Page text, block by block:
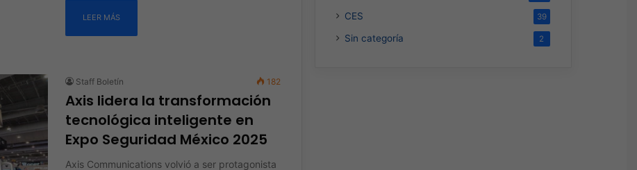
LEER MÁS
Staff Boletín 182
Axis lidera la transformación
tecnológica inteligente en
Expo Seguridad México 2025
Axis Communications volvió a ser protagonista
CES 39
Sin categoría 2